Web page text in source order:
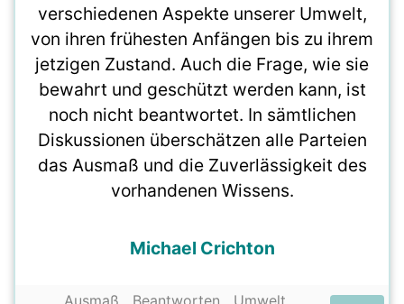
verschiedenen Aspekte unserer Umwelt,
von ihren frühesten Anfängen bis zu ihrem
jetzigen Zustand. Auch die Frage, wie sie
bewahrt und geschützt werden kann, ist
noch nicht beantwortet. In sämtlichen
Diskussionen überschätzen alle Parteien
das Ausmaß und die Zuverlässigkeit des
vorhandenen Wissens.
Michael Crichton
Ausmaß Beantworten
Umwelt